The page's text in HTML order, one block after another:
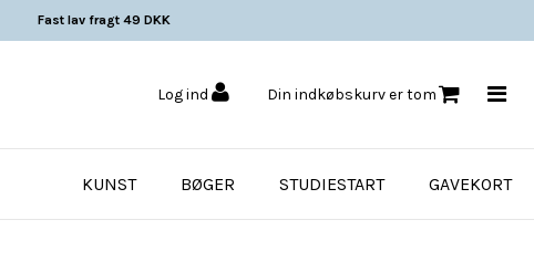
Fast lav fragt 49 DKK
Log ind Din indkøbskurv er tom
KUNST BØGER STUDIESTART GAVEKORT